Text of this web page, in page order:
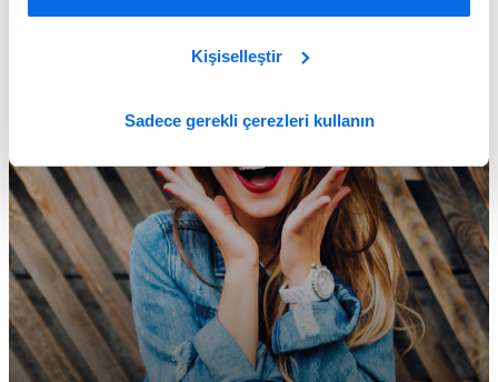
Kişiselleştir
Sadece gerekli çerezleri kullanın